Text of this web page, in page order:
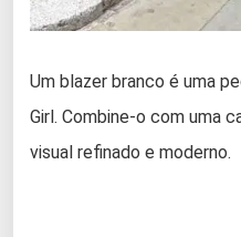
Um blazer branco é uma
Girl. Combine-o com uma
visual refinado e moderno.